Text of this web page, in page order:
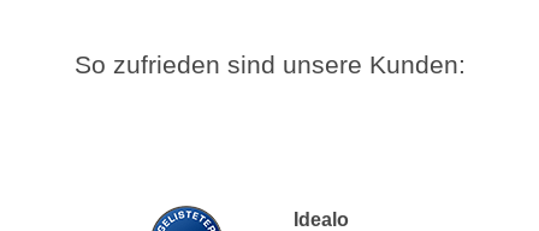
So zufrieden sind unsere Kunden:
Idealo